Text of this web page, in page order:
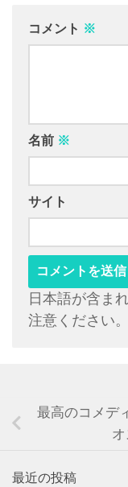
コメント ※
名前 ※
サイト
日本語が含ま
注意ください
最高のコメデ
最近の投稿